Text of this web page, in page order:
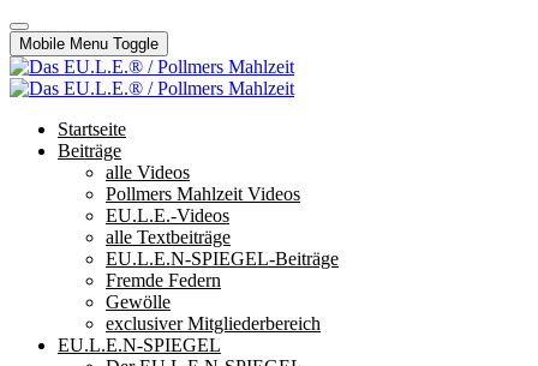
Mobile Menu Toggle
Startseite
Beiträge
alle Videos
Pollmers Mahlzeit Videos
EU.L.E.-Videos
alle Textbeiträge
EU.L.E.N-SPIEGEL-Beiträge
Fremde Federn
Gewölle
exclusiver Mitgliederbereich
EU.L.E.N-SPIEGEL